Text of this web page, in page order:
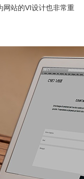
网站的VI设计也非常重